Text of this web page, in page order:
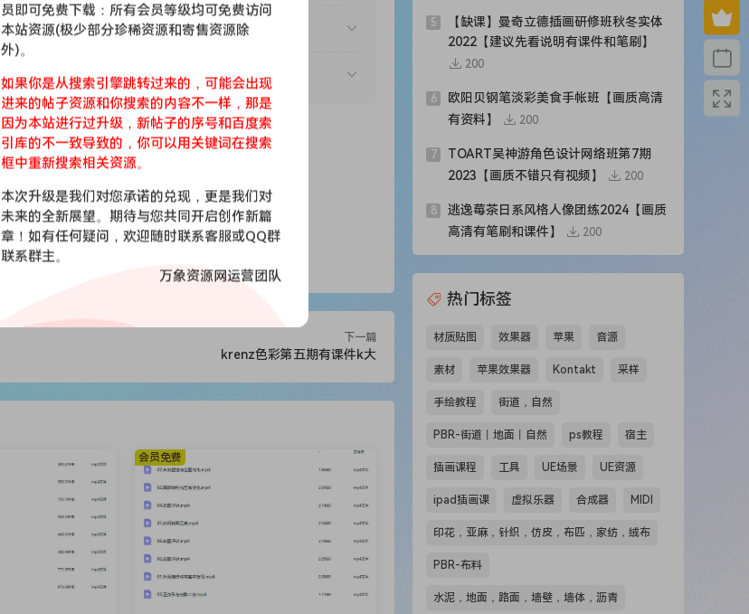
0
插画基础 透视基础 透视教程
下一篇
krenz色彩第五期有课件k大
会员免费
5
【缺课】曼奇立德插画研修班秋冬实体
2022【建议先看说明有课件和笔刷】
200
6
欧阳贝钢笔淡彩美食手帐班【画质高清
有资料】
200
7
TOART吴神游角色设计网络班第7期
2023【画质不错只有视频】
200
8
逃逸莓茶日系风格人像团练2024【画质
高清有笔刷和课件】
200
热门标签
材质贴图 效果器 苹果 音源
素材 苹果效果器 Kontakt 采样
手绘教程 街道，自然
PBR-街道丨地面丨自然 ps教程 宿主
插画课程 工具 UE场景 UE资源
ipad插画课 虚拟乐器 合成器 MIDI
印花，亚麻，针织，仿皮，布匹，家纺，绒布
PBR-布料
水泥，地面，路面，墙壁，墙体，沥青
员即可免费下载：所有会员等级均可免费访问
本站资源(极少部分珍稀资源和寄售资源除
外)。
如果你是从搜索引擎跳转过来的，可能会出现
进来的帖子资源和你搜索的内容不一样，那是
因为本站进行过升级，新帖子的序号和百度索
引库的不一致导致的，你可以用关键词在搜索
框中重新搜索相关资源。
本次升级是我们对您承诺的兑现，更是我们对
未来的全新展望。期待与您共同开启创作新篇
章！如有任何疑问，欢迎随时联系客服或QQ群
联系群主。
万象资源网运营团队